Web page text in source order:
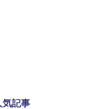
気記事